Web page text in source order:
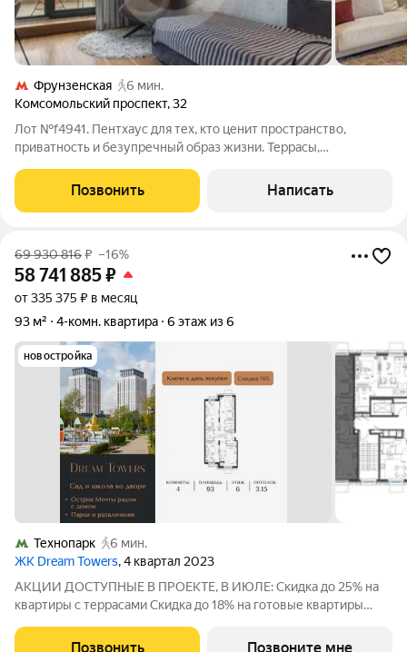
Фрунзенская
6 мин.
Комсомольский проспект,32
Лот №f4941. Пентхаус для тех, кто ценит пространство,
приватность и безупречный образ жизни. Террасы,
создают ощущение дома, в котором каждый день наполнен
светом, воздухом и комфортом. Авторский
Позвонить Написать
69 930 816₽ –16%
58 741 885₽
от 335 375 ₽ в месяц
93 м²
4-комн. квартира 6 этаж из 6
новостройка
Технопарк
6 мин.
ЖК Dream Towers, 4 квартал 2023
АКЦИИ ДОСТУПНЫЕ В ПРОЕКТЕ, В ИЮЛЕ: Скидка до 25% на
квартиры с террасами Скидка до 18% на готовые квартиры
данную квартиру действует Скидка 16% и она уже учтена в
Позвонить Позвоните мне